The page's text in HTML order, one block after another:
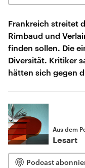
Frankreich streitet
Rimbaud und
finden sollen. Die
Diversität. Kritiker
hätten sich gegen
Aus dem
Lesart
Podcast